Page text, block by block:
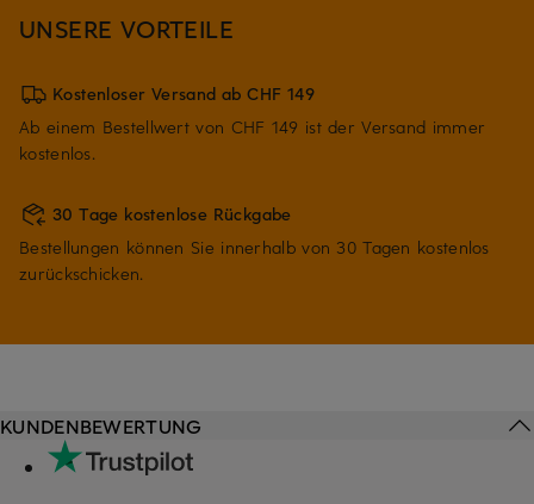
UNSERE VORTEILE
Kostenloser Versand ab CHF 149
Ab einem Bestellwert von CHF 149 ist der Versand immer
kostenlos.
30 Tage kostenlose Rückgabe
Bestellungen können Sie innerhalb von 30 Tagen kostenlos
zurückschicken.
KUNDENBEWERTUNG